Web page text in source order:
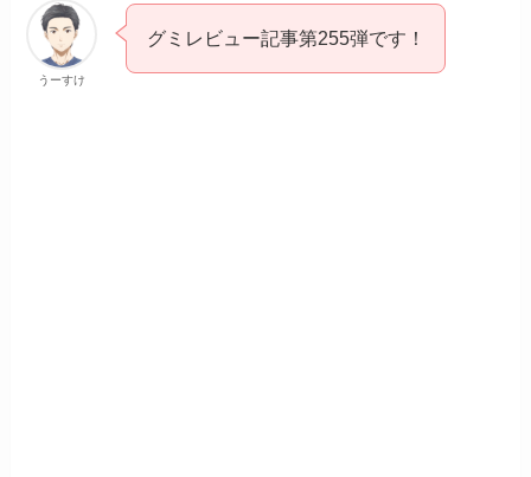
うーすけ
グミレビュー記事第255弾です！